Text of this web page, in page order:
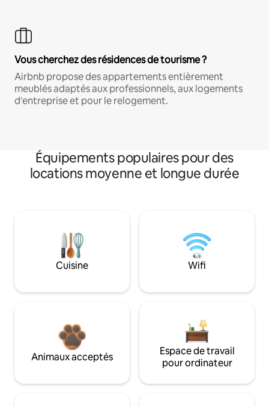
Vous cherchez des résidences de tourisme ?
Airbnb propose des appartements entièrement
meublés adaptés aux professionnels, aux logements
d'entreprise et pour le relogement.
Équipements populaires pour des
locations moyenne et longue durée
Cuisine Wifi
Animaux acceptés
Espace de travail
pour ordinateur